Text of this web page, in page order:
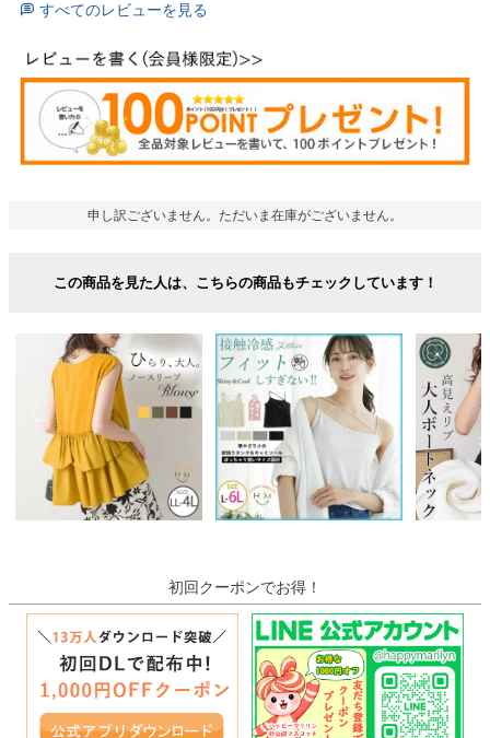
すべてのレビューを見る
申し訳ございません。ただいま在庫がございません。
この商品を見た人は、こちらの商品もチェックしています！
初回クーポンでお得！